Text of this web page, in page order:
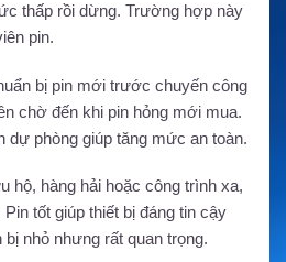
thấp rồi dừng. Trường hợp này
pin.
bị pin mới trước chuyến công
chờ đến khi pin hỏng mới mua.
dự phòng giúp tăng mức an toàn.
hộ, hàng hải hoặc công trình xa,
tốt giúp thiết bị đáng tin cậy
nhỏ nhưng rất quan trọng.